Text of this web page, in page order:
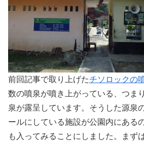
前回記事で取り上げたチソロックの
数の噴泉が噴き上がっている、つま
泉が露呈しています。そうした源泉
ールにしている施設が公園内にある
も入ってみることにしました。まず